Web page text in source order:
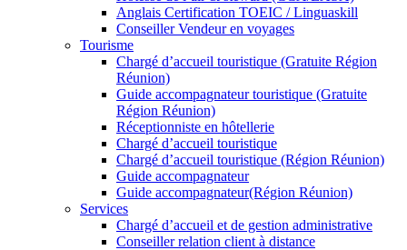
Anglais Certification TOEIC / Linguaskill
Conseiller Vendeur en voyages
Tourisme
Chargé d’accueil touristique (Gratuite Région
Réunion)
Guide accompagnateur touristique (Gratuite
Région Réunion)
Réceptionniste en hôtellerie
Chargé d’accueil touristique
Chargé d’accueil touristique (Région Réunion)
Guide accompagnateur
Guide accompagnateur(Région Réunion)
Services
Chargé d’accueil et de gestion administrative
Conseiller relation client à distance